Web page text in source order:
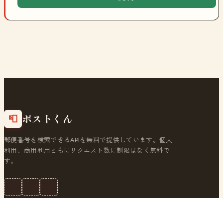
📮 ポストくん
郵便番号を検索できるAPIを無料で提供しています。個人
利用、商用利用ともにリクエスト数に制限はなく無料で
す。